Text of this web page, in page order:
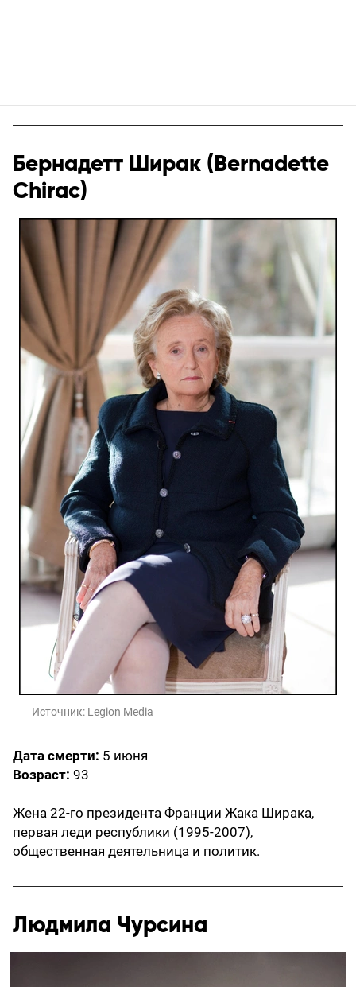
Бернадетт Ширак (Bernadette
Chirac)
Источник: Legion Media
Дата смерти: 5 июня
Возраст: 93
Жена 22-го президента Франции Жака Ширака,
первая леди республики (1995-2007),
общественная деятельница и политик.
Людмила Чурсина